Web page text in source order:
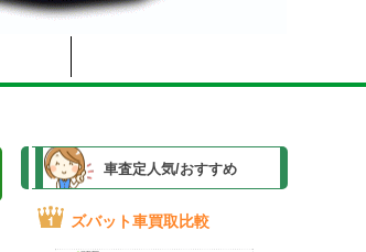
車査定人気/おすすめ
ズバット車買取比較